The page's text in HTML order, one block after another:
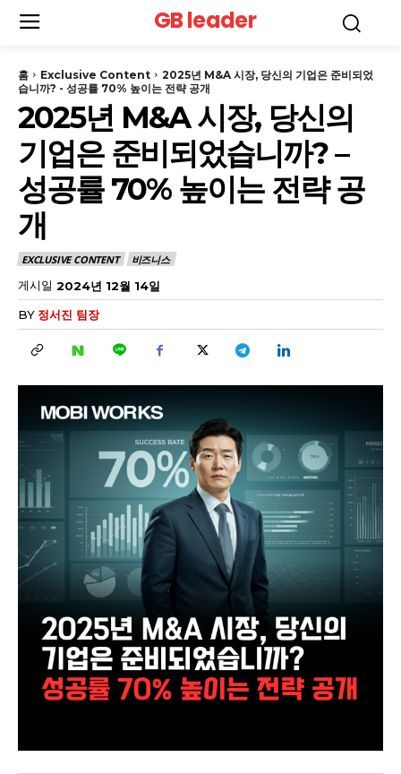
GB leader
홈 Exclusive Content
2025년 M&A 시장, 당신의 기업은 준비되었
습니까? - 성공률 70% 높이는 전략 공개
2025년 M&A 시장, 당신의
기업은 준비되었습니까? –
성공률 70% 높이는 전략 공
개
EXCLUSIVE CONTENT 비즈니스
게시일 2024년 12월 14일
BY 정서진 팀장